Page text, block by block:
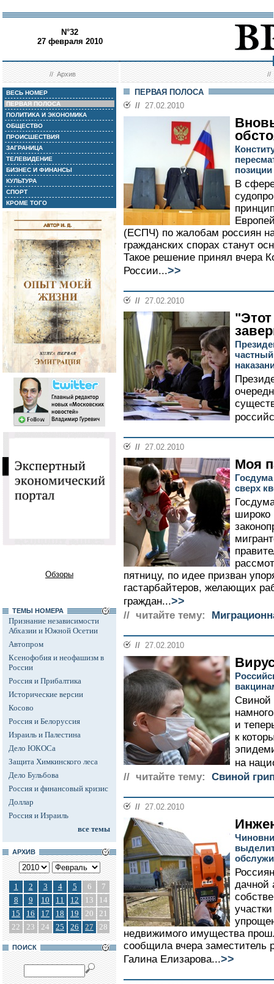
N°32
27 февраля 2010
//Архив //
ВЕСЬ НОМЕР
ПЕРВАЯ ПОЛОСА
ПОЛИТИКА И ЭКОНОМИКА
ОБЩЕСТВО
ПРОИСШЕСТВИЯ
ЗАГРАНИЦА
ТЕЛЕВИДЕНИЕ
БИЗНЕС И ФИНАНСЫ
КУЛЬТУРА
СПОРТ
КРОМЕ ТОГО
Обзоры
ТЕМЫ НОМЕРА
Признание независимости
Абхазии и Южной Осетии
Автопром
Ксенофобия и неофашизм в
России
Россия и Прибалтика
Исторические версии
Косово
Россия и Белоруссия
Израиль и Палестина
Дело ЮКОСа
Защита Химкинского леса
Дело Бульбова
Россия и финансовый кризис
Доллар
Россия и Израиль
все темы
АРХИВ
1 2 3 4 5 6
7
8
9 10 11 12 13
14
15
16 17 18 19 20
21
22
23 24 25 26 27 28
ПОИСК
ПЕРВАЯ ПОЛОСА
// 27.02.2010
В
(ЕСПЧ) по жалобам россиян
гражданских спорах станут
Такое решение принял вчера
России...>>
// 27.02.2010
// 27.02.2010
Моя
сверх
широко
пятницу, по идее призван
гастарбайтеров, желающих
граждан...>>
// читайте тему:
// 27.02.2010
Свиной
и
к
на
// читайте тему:
Свиной
// 27.02.2010
дачной
недвижимого имущества
сообщила вчера заместитель
Галина Елизарова...>>